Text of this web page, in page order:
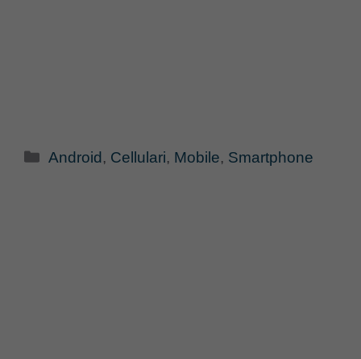
Categorie
Android, Cellulari, Mobile, Smartphone